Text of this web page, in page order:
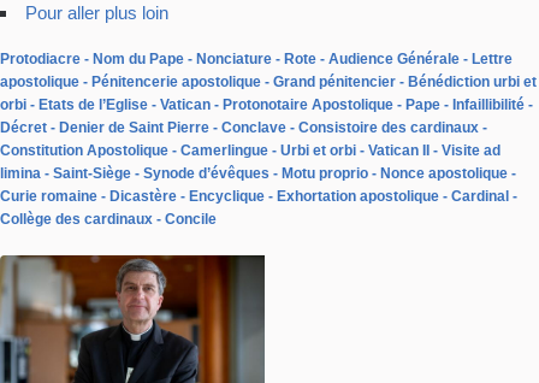
Pour aller plus loin
Protodiacre Nom du Pape Nonciature Rote Audience Générale
Lettre
apostolique
Pénitencerie apostolique Grand pénitencier
Bénédiction urbi et
orbi
Etats de l’Eglise Vatican Protonotaire Apostolique Pape
Infaillibilité
Décret
Denier de Saint Pierre Conclave
Consistoire des cardinaux
Constitution Apostolique
Camerlingue Urbi et orbi Vatican II
Visite ad
limina
Saint-Siège Synode d’évêques Motu proprio
Nonce apostolique
Curie romaine
Dicastère Encyclique Exhortation apostolique
Cardinal
Collège des cardinaux
Concile